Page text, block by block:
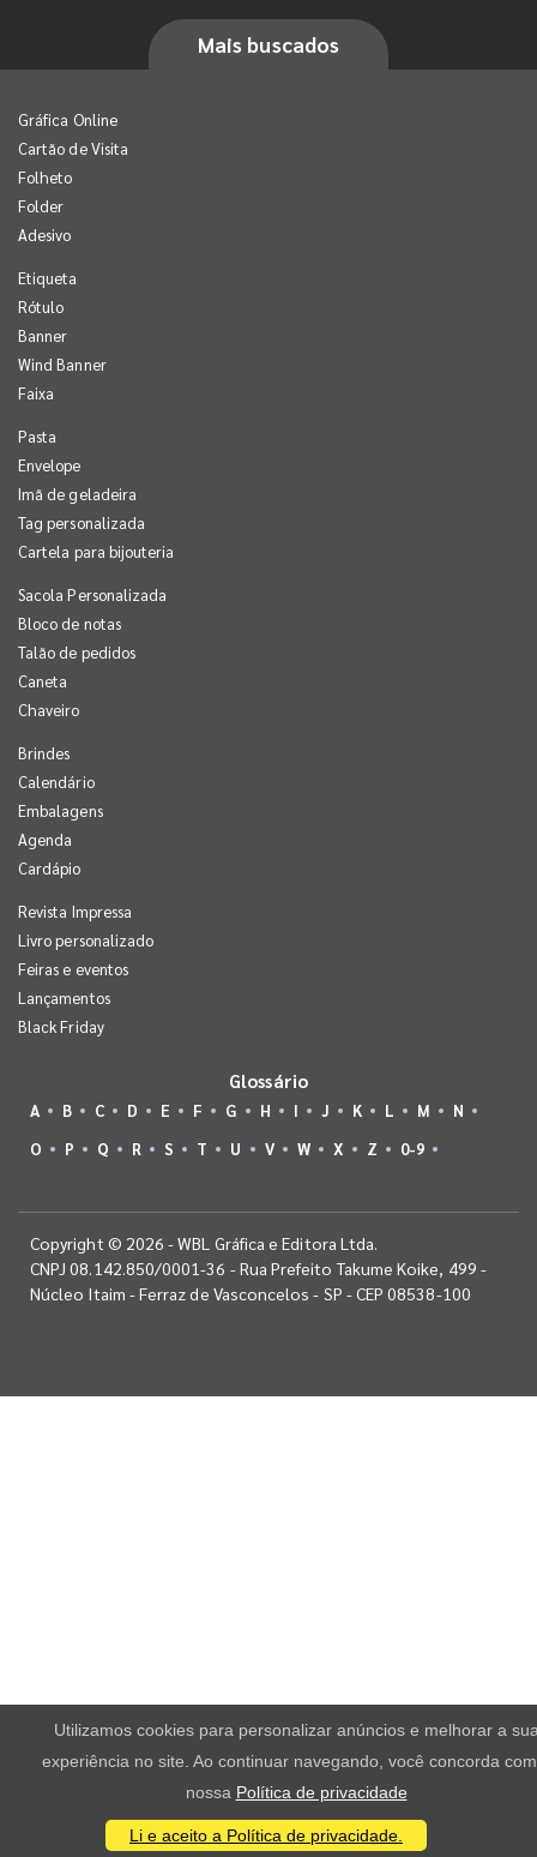
Mais buscados
Gráfica Online
Cartão de Visita
Folheto
Folder
Adesivo
Etiqueta
Rótulo
Banner
Wind Banner
Faixa
Pasta
Envelope
Imã de geladeira
Tag personalizada
Cartela para bijouteria
Sacola Personalizada
Bloco de notas
Talão de pedidos
Caneta
Chaveiro
Brindes
Calendário
Embalagens
Agenda
Cardápio
Revista Impressa
Livro personalizado
Feiras e eventos
Lançamentos
Black Friday
Glossário
A B C D E F G H I J K L M
N
O
P Q R S T U V W X Z 0-9
Copyright © 2026 - WBL Gráfica e Editora Ltda.
CNPJ 08.142.850/0001-36 - Rua Prefeito Takume Koike, 499 -
Núcleo Itaim - Ferraz de Vasconcelos - SP - CEP 08538-100
Utilizamos cookies para personalizar anúncios e melhorar a
experiência no site. Ao continuar navegando, você concorda
nossa Política de privacidade
Li e aceito a Política de privacidade.